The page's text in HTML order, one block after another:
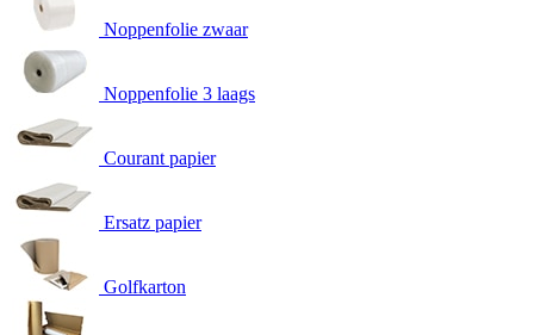
Noppenfolie zwaar
Noppenfolie 3 laags
Courant papier
Ersatz papier
Golfkarton